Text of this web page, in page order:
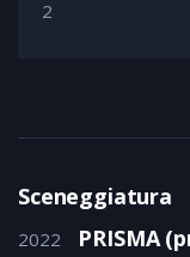
2
Sceneggiatura
2022 PRISMA